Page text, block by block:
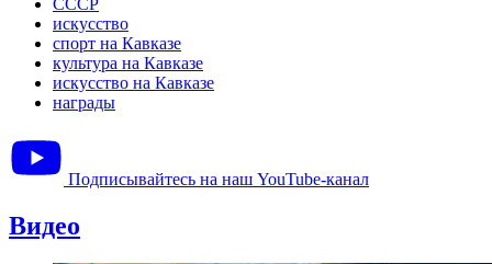
СССР
искусство
спорт на Кавказе
культура на Кавказе
искусство на Кавказе
награды
Подписывайтесь на наш YouTube-канал
Видео